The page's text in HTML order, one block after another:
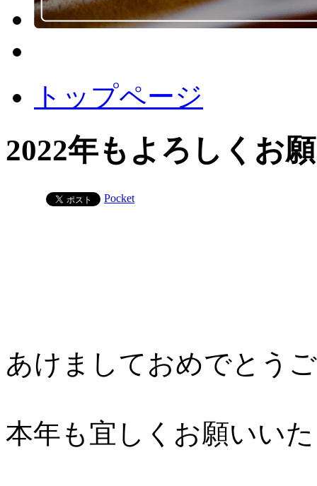
トップページ
2022年もよろしくお
Pocket
あけましておめでとう
本年も宜しくお願いい